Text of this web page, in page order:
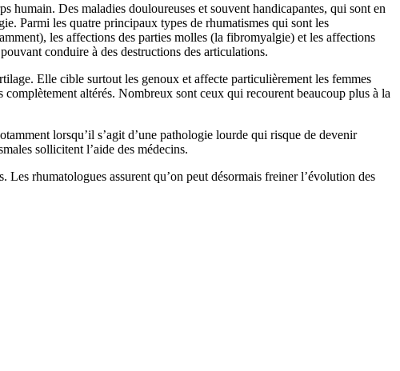
humain. Des maladies douloureuses et souvent handicapantes, qui sont en
Parmi les quatre principaux types de rhumatismes qui sont les
les affections des parties molles (la fibromyalgie) et les affections
conduire à des destructions des articulations.
Elle cible surtout les genoux et affecte particulièrement les femmes
altérés. Nombreux sont ceux qui recourent beaucoup plus à la
lorsqu’il s’agit d’une pathologie lourde qui risque de devenir
sollicitent l’aide des médecins.
rhumatologues assurent qu’on peut désormais freiner l’évolution des